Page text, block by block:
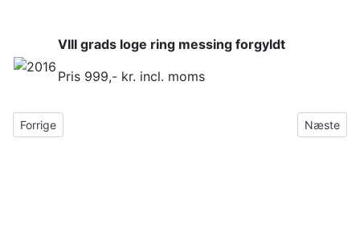
VIII grads loge ring messing forgyldt
Pris 999,- kr. incl. moms
Forrige artikel: Kubiske sten
Forrige Næste
Næste